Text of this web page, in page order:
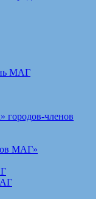
МАГ
городов-членов
МАГ»